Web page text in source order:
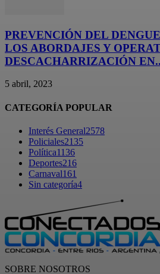
PREVENCIÓN DEL
LOS ABORDAJES Y
DESCACHARRIZACIÓN
5 abril, 2023
CATEGORÍA POPULAR
Interés General2578
Policiales2135
Política1136
Deportes216
Carnaval161
Sin categoría4
SOBRE NOSOTROS